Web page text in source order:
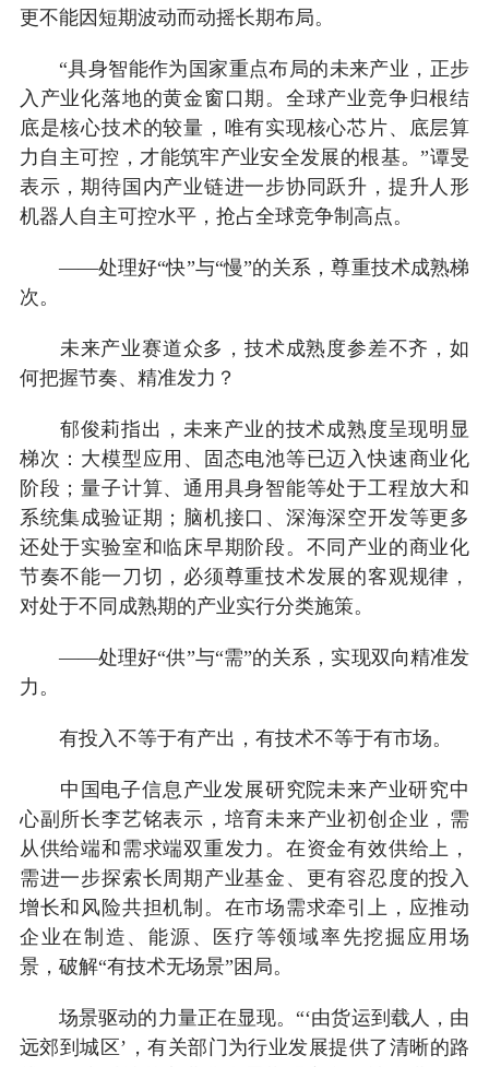
更不能因短期波动而动摇长期布局。
“具身智能作为国家重点布局的未来产业，正步
入产业化落地的黄金窗口期。全球产业竞争归根结
底是核心技术的较量，唯有实现核心芯片、底层算
力自主可控，才能筑牢产业安全发展的根基。”谭旻
表示，期待国内产业链进一步协同跃升，提升人形
机器人自主可控水平，抢占全球竞争制高点。
——处理好“快”与“慢”的关系，尊重技术成熟梯
次。
未来产业赛道众多，技术成熟度参差不齐，如
何把握节奏、精准发力？
郁俊莉指出，未来产业的技术成熟度呈现明显
梯次：大模型应用、固态电池等已迈入快速商业化
阶段；量子计算、通用具身智能等处于工程放大和
系统集成验证期；脑机接口、深海深空开发等更多
还处于实验室和临床早期阶段。不同产业的商业化
节奏不能一刀切，必须尊重技术发展的客观规律，
对处于不同成熟期的产业实行分类施策。
——处理好“供”与“需”的关系，实现双向精准发
力。
有投入不等于有产出，有技术不等于有市场。
中国电子信息产业发展研究院未来产业研究中
心副所长李艺铭表示，培育未来产业初创企业，需
从供给端和需求端双重发力。在资金有效供给上，
需进一步探索长周期产业基金、更有容忍度的投入
增长和风险共担机制。在市场需求牵引上，应推动
企业在制造、能源、医疗等领域率先挖掘应用场
景，破解“有技术无场景”困局。
场景驱动的力量正在显现。“‘由货运到载人，由
远郊到城区’，有关部门为行业发展提供了清晰的路